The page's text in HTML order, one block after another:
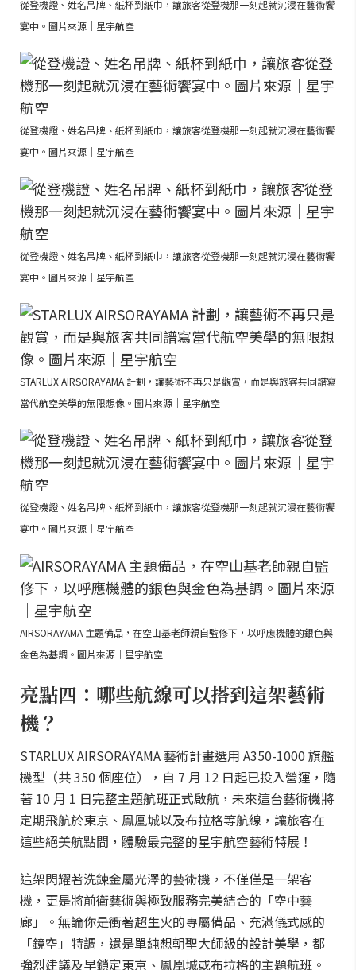
從登機證、姓名吊牌、紙杯到紙巾，讓旅客從登機那一刻起就沉浸在藝術饗
宴中。圖片來源｜星宇航空
從登機證、姓名吊牌、紙杯到紙巾，讓旅客從登機那一刻起就沉浸在藝術饗
宴中。圖片來源｜星宇航空
從登機證、姓名吊牌、紙杯到紙巾，讓旅客從登機那一刻起就沉浸在藝術饗
宴中。圖片來源｜星宇航空
STARLUX AIRSORAYAMA 計劃，讓藝術不再只是觀賞，而是與旅客共同譜寫
當代航空美學的無限想像。圖片來源｜星宇航空
從登機證、姓名吊牌、紙杯到紙巾，讓旅客從登機那一刻起就沉浸在藝術饗
宴中。圖片來源｜星宇航空
AIRSORAYAMA 主題備品，在空山基老師親自監修下，以呼應機體的銀色與
金色為基調。圖片來源｜星宇航空
亮點四：哪些航線可以搭到這架藝術
機？
STARLUX AIRSORAYAMA 藝術計畫選用 A350-1000 旗艦
機型（共 350 個座位），自 7 月 12 日起已投入營運，隨
著 10 月 1 日完整主題航班正式啟航，未來這台藝術機將
定期飛航於東京、鳳凰城以及布拉格等航線，讓旅客在
這些絕美航點間，體驗最完整的星宇航空藝術特展！
這架閃耀著洗鍊金屬光澤的藝術機，不僅僅是一架客
機，更是將前衛藝術與極致服務完美結合的「空中藝
廊」。無論你是衝著超生火的專屬備品、充滿儀式感的
「鏡空」特調，還是單純想朝聖大師級的設計美學，都
強烈建議及早鎖定東京、鳳凰城或布拉格的主題航班。